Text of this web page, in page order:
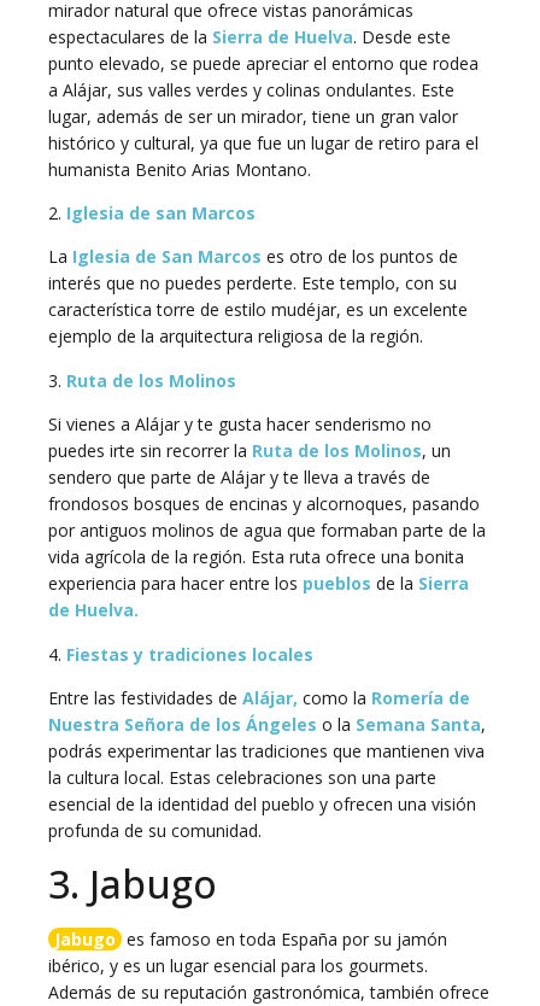
mirador natural que ofrece vistas panorámicas
espectaculares de la Sierra de Huelva. Desde este
punto elevado, se puede apreciar el entorno que rodea
a Alájar, sus valles verdes y colinas ondulantes. Este
lugar, además de ser un mirador, tiene un gran valor
histórico y cultural, ya que fue un lugar de retiro para el
humanista Benito Arias Montano.
2. Iglesia de san Marcos
La Iglesia de San Marcos es otro de los puntos de
interés que no puedes perderte. Este templo, con su
característica torre de estilo mudéjar, es un excelente
ejemplo de la arquitectura religiosa de la región.
3. Ruta de los Molinos
Si vienes a Alájar y te gusta hacer senderismo no
puedes irte sin recorrer la Ruta de los Molinos, un
sendero que parte de Alájar y te lleva a través de
frondosos bosques de encinas y alcornoques, pasando
por antiguos molinos de agua que formaban parte de la
vida agrícola de la región. Esta ruta ofrece una bonita
experiencia para hacer entre los pueblos de la Sierra
de Huelva.
4. Fiestas y tradiciones locales
Entre las festividades de Alájar, como la Romería de
Nuestra Señora de los Ángeles o la Semana Santa,
podrás experimentar las tradiciones que mantienen viva
la cultura local. Estas celebraciones son una parte
esencial de la identidad del pueblo y ofrecen una visión
profunda de su comunidad.
3. Jabugo
Jabugo es famoso en toda España por su jamón
ibérico, y es un lugar esencial para los gourmets.
Además de su reputación gastronómica, también ofrece